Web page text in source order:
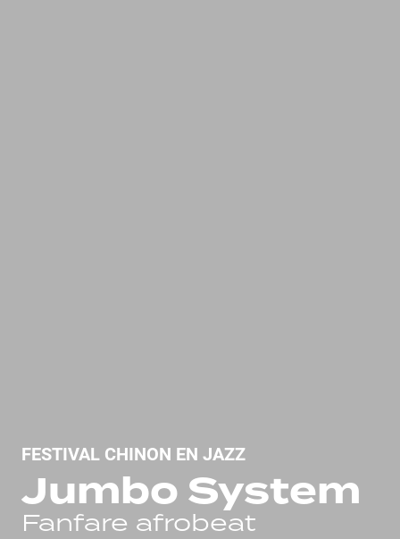
FESTIVAL CHINON EN JAZZ
Jumbo System
Fanfare afrobeat